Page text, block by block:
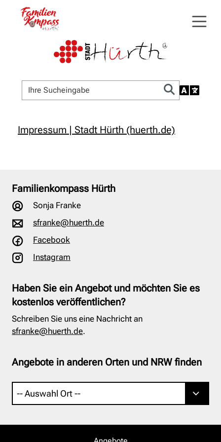
Impressum | Stadt Hürth (huerth.de)
Familienkompass Hürth
Sonja Franke
sfranke@huerth.de
Facebook
Instagram
Haben Sie ein Angebot und möchten Sie es
kostenlos veröffentlichen?
Schreiben Sie uns eine Nachricht an
sfranke@huerth.de.
Angebote in anderen Orten und NRW finden